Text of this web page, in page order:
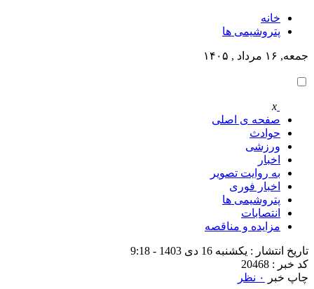
خانه
پتروشيمى ها
جمعه, ۱۶ مرداد , ۱۴۰۵
x
صفحه ی اصلی
حوادث
ورزشی
اخبار
به روایت تصویر
اخبار فوری
پتروشيمى ها
انتصابات
مزایده و مناقصه
تاریخ انتشار : یکشنبه 16 دی 1403 - 9:18
کد خبر : 20468
چاپ خبر
۰ نظر